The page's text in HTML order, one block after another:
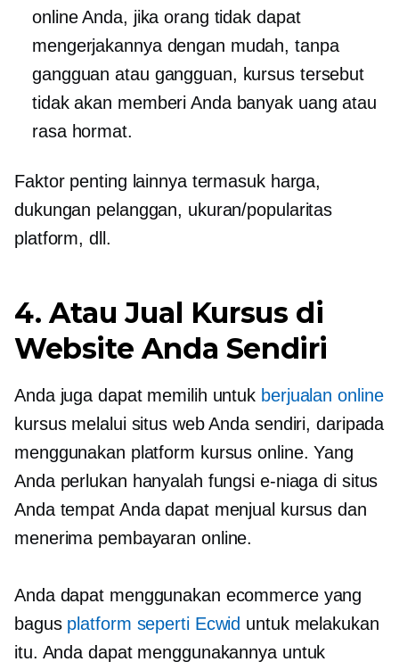
online Anda, jika orang tidak dapat
mengerjakannya dengan mudah, tanpa
gangguan atau gangguan, kursus tersebut
tidak akan memberi Anda banyak uang atau
rasa hormat.
Faktor penting lainnya termasuk harga,
dukungan pelanggan, ukuran/popularitas
platform, dll.
4. Atau Jual Kursus di
Website Anda Sendiri
Anda juga dapat memilih untuk berjualan online
kursus melalui situs web Anda sendiri, daripada
menggunakan platform kursus online. Yang
Anda perlukan hanyalah fungsi e-niaga di situs
Anda tempat Anda dapat menjual kursus dan
menerima pembayaran online.
Anda dapat menggunakan ecommerce yang
bagus platform seperti Ecwid untuk melakukan
itu. Anda dapat menggunakannya untuk